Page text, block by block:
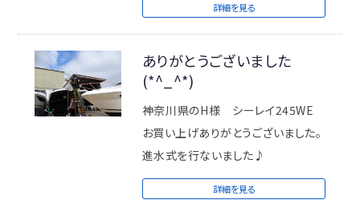
詳細を見る
ありがとうございました
(*^_^*)
神奈川県のH様 シーレイ245WE
お買い上げありがとうございました。
進水式を行ないました♪
詳細を見る